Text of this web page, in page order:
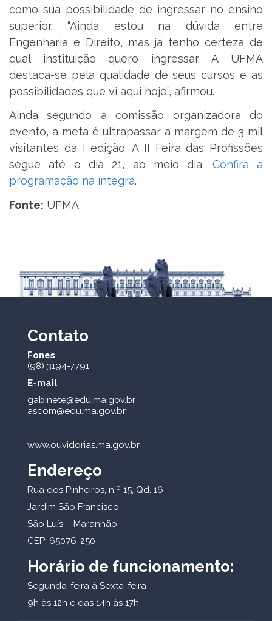
como sua possibilidade de ingressar no ensino
superior. “Ainda estou na dúvida entre
Engenharia e Direito, mas já tenho certeza de
qual instituição quero ingressar. A UFMA
destaca-se pela qualidade de seus cursos e as
possibilidades que vi aqui hoje”, afirmou.
Ainda segundo a comissão organizadora do
evento, a meta é ultrapassar a margem de 3 mil
visitantes da I edição. A II Feira das Profissões
segue até o dia 21, ao meio dia. Confira a
programação na íntegra.
Fonte: UFMA
Contato
Fones:
(98) 3194-7791
E-mail:
gabinete@edu.ma.gov.br
ascom@edu.ma.gov.br
www.ouvidorias.ma.gov.br
Endereço
Rua dos Pinheiros, n.º 15, Qd. 16
Jardim São Francisco
São Luís – Maranhão
CEP: 65076-250
Horário de funcionamento:
Segunda-feira à Sexta-feira
9h às 12h e das 14h às 17h